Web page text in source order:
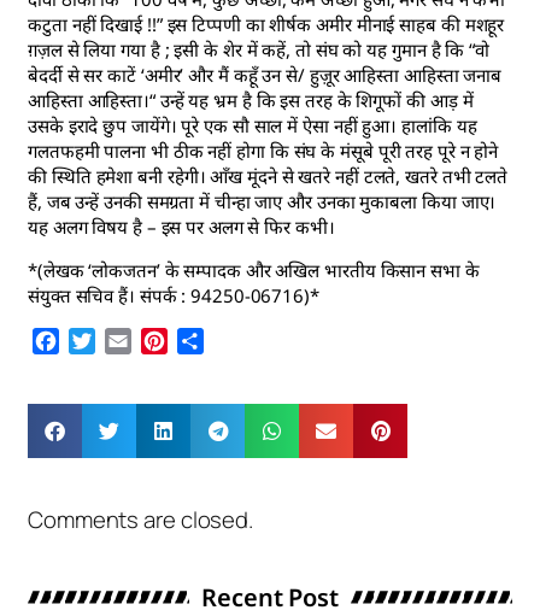
*(लेखक ‘लोकजतन’ के सम्पादक और अखिल भारतीय किसान सभा के
संयुक्त सचिव हैं। संपर्क : 94250-06716)*
Facebook
Twitter
Email Pinterest
Comments are closed.
Recent Post